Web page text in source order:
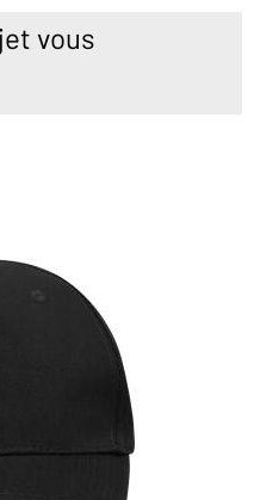
vous